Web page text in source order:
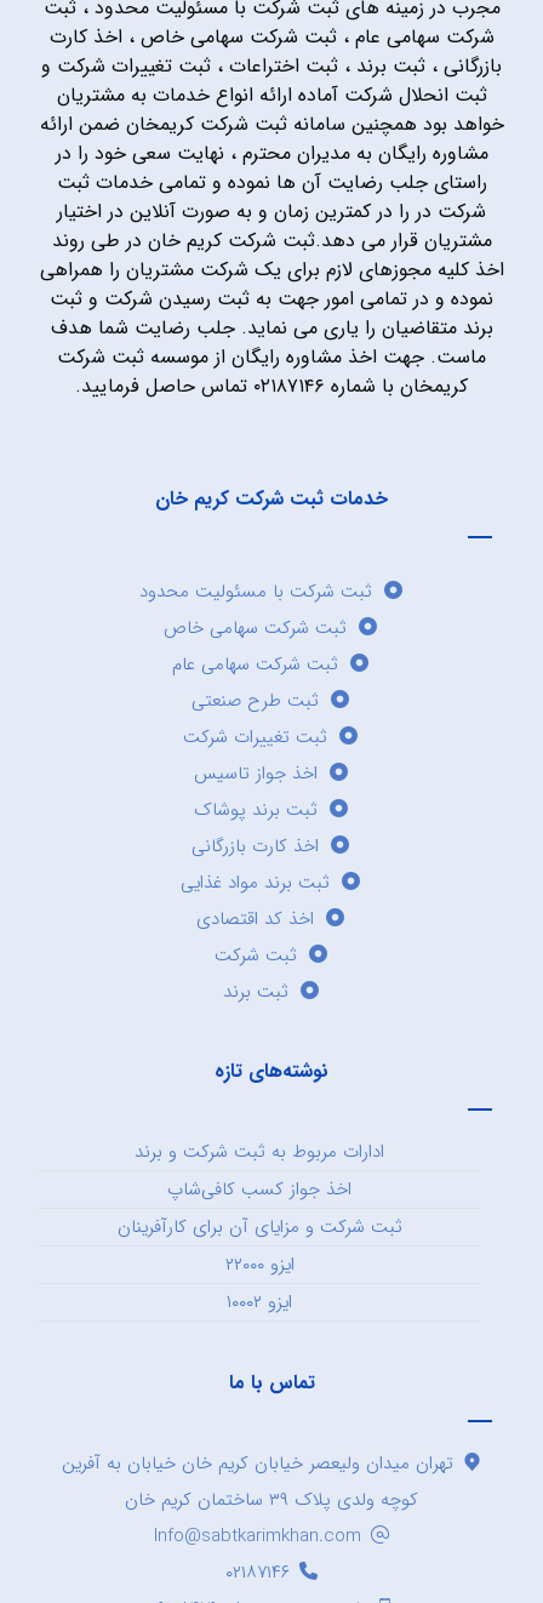
مجرب در زمینه های ثبت شرکت با مسئولیت محدود ، ثبت
شرکت سهامی عام ، ثبت شرکت سهامی خاص ، اخذ کارت
بازرگانی ، ثبت برند ، ثبت اختراعات ، ثبت تغییرات شرکت و
ثبت انحلال شرکت آماده ارائه انواع خدمات به مشتریان
خواهد بود همچنین سامانه ثبت شرکت کریمخان ضمن ارائه
مشاوره رایگان به مدیران محترم ، نهایت سعی خود را در
راستای جلب رضایت آن ها نموده و تمامی خدمات ثبت
شرکت در را در کمترین زمان و به صورت آنلاین در اختیار
مشتریان قرار می دهد.ثبت شرکت کریم خان در طی روند
اخذ کلیه مجوزهای لازم برای یک شرکت مشتریان را همراهی
نموده و در تمامی امور جهت به ثبت رسیدن شرکت و ثبت
برند متقاضیان را یاری می نماید. جلب رضایت شما هدف
ماست. جهت اخذ مشاوره رایگان از موسسه ثبت شرکت
کریمخان با شماره ۰۲۱۸۷۱۴۶ تماس حاصل فرمایید.
خدمات ثبت شرکت کریم خان
ثبت شرکت با مسئولیت محدود
ثبت شرکت سهامی خاص
ثبت شرکت سهامی عام
ثبت طرح صنعتی
ثبت تغییرات شرکت
اخذ جواز تاسیس
ثبت برند پوشاک
اخذ کارت بازرگانی
ثبت برند مواد غذایی
اخذ کد اقتصادی
ثبت شرکت
ثبت برند
نوشته‌های تازه
ادارات مربوط به ثبت شرکت و برند
اخذ جواز کسب کافی‌شاپ
ثبت شرکت و مزایای آن برای کارآفرینان
ایزو ۲۲۰۰۰
ایزو ۱۰۰۰۲
تماس با ما
تهران میدان ولیعصر خیابان کریم خان خیابان به آفرین
کوچه ولدی پلاک ۳۹ ساختمان کریم خان
Info@sabtkarimkhan.com
۰۲۱۸۷۱۴۶